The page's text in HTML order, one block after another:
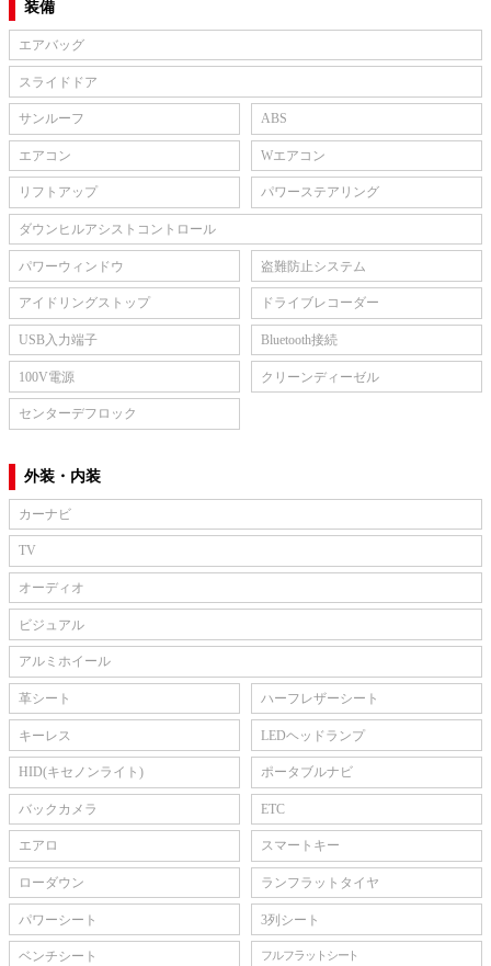
装備
エアバッグ
スライドドア
サンルーフ ABS
エアコン Wエアコン
リフトアップ パワーステアリング
ダウンヒルアシストコントロール
パワーウィンドウ 盗難防止システム
アイドリングストップ ドライブレコーダー
USB入力端子 Bluetooth接続
100V電源 クリーンディーゼル
センターデフロック
外装・内装
カーナビ
TV
オーディオ
ビジュアル
アルミホイール
革シート ハーフレザーシート
キーレス LEDヘッドランプ
HID(キセノンライト) ポータブルナビ
バックカメラ ETC
エアロ スマートキー
ローダウン ランフラットタイヤ
パワーシート 3列シート
ベンチシート フルフラットシート